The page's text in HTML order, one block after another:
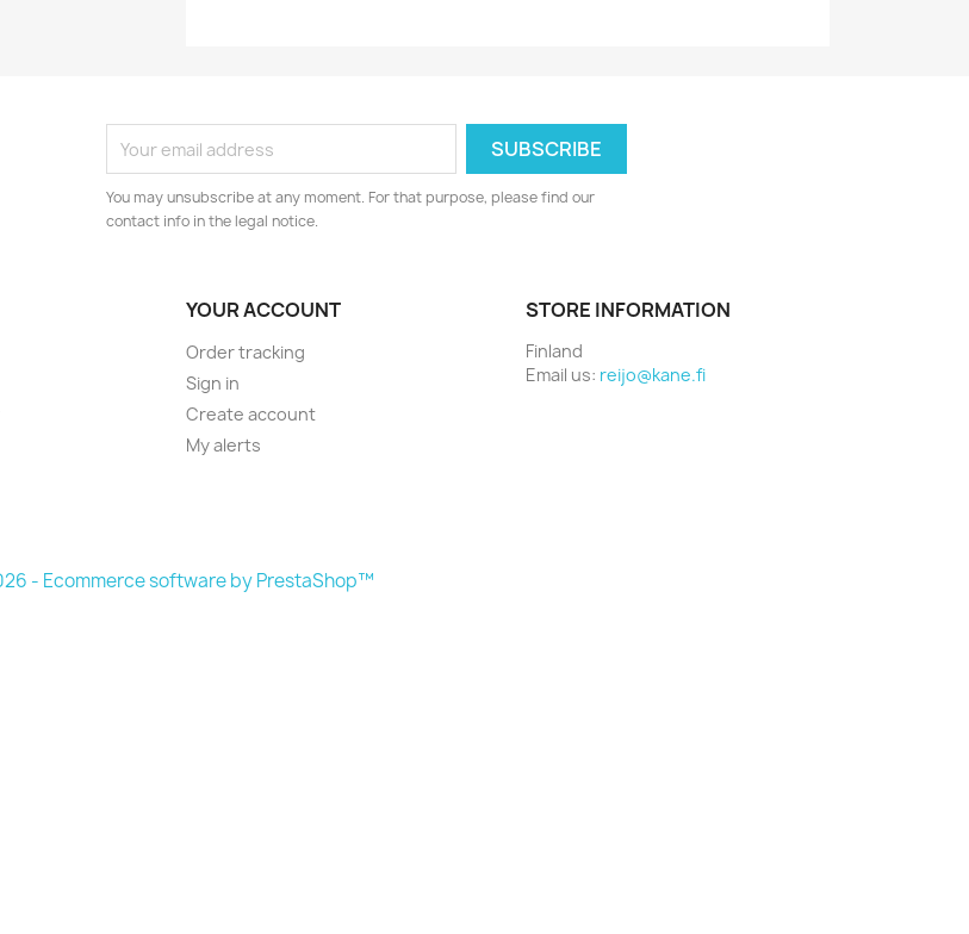
You may unsubscribe at any moment. For that purpose, please find our
contact info in the legal notice.
YOUR ACCOUNT
Order tracking
Sign in
Create account
My alerts
STORE INFORMATION
Finland
Email us: reijo@kane.fi
- Ecommerce software by PrestaShop™